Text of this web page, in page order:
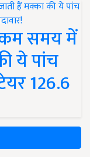
कम समय में
ये पांच
126.6